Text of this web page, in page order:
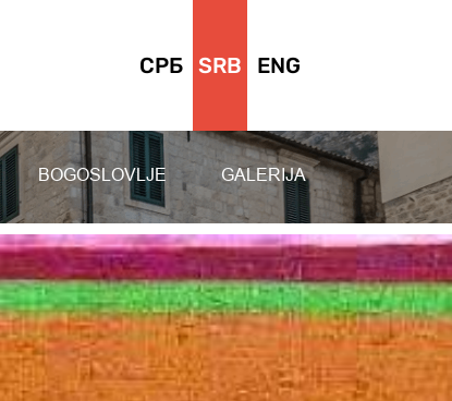
СРБ SRB ENG
BOGOSLOVLJE GALERIJA